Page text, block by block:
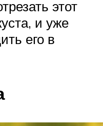
этот
и уже
его в